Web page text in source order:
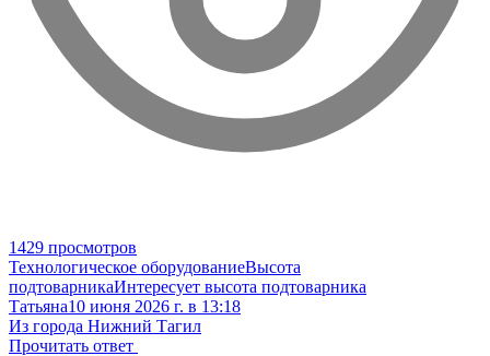
1429 просмотров
Технологическое оборудованиеВысота
подтоварникаИнтересует высота подтоварника
Татьяна10 июня 2026 г. в 13:18
Из города Нижний Тагил
Прочитать ответ